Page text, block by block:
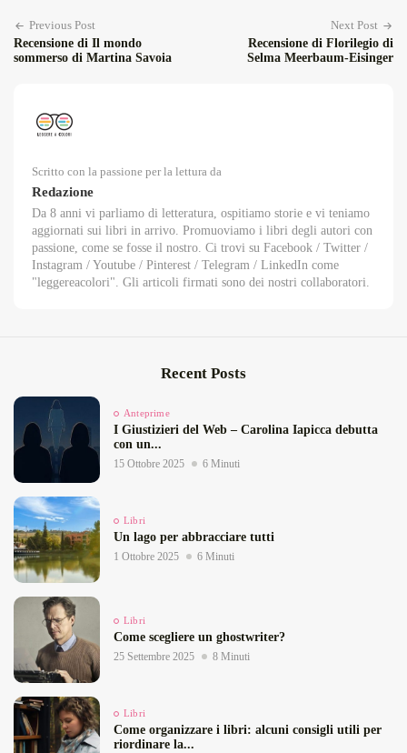
Previous Post
Recensione di Il mondo
sommerso di Martina Savoia
Next Post
Recensione di Florilegio di
Selma Meerbaum-Eisinger
Scritto con la passione per la lettura da
Redazione
Da 8 anni vi parliamo di letteratura, ospitiamo storie e vi teniamo
aggiornati sui libri in arrivo. Promuoviamo i libri degli autori con
passione, come se fosse il nostro. Ci trovi su Facebook / Twitter /
Instagram / Youtube / Pinterest / Telegram / LinkedIn come
"leggereacolori". Gli articoli firmati sono dei nostri collaboratori.
Recent Posts
Anteprime
I Giustizieri del Web – Carolina Iapicca debutta
con un...
15 Ottobre 2025 6 Minuti
Libri
Un lago per abbracciare tutti
1 Ottobre 2025 6 Minuti
Libri
Come scegliere un ghostwriter?
25 Settembre 2025 8 Minuti
Libri
Come organizzare i libri: alcuni consigli utili per
riordinare la...